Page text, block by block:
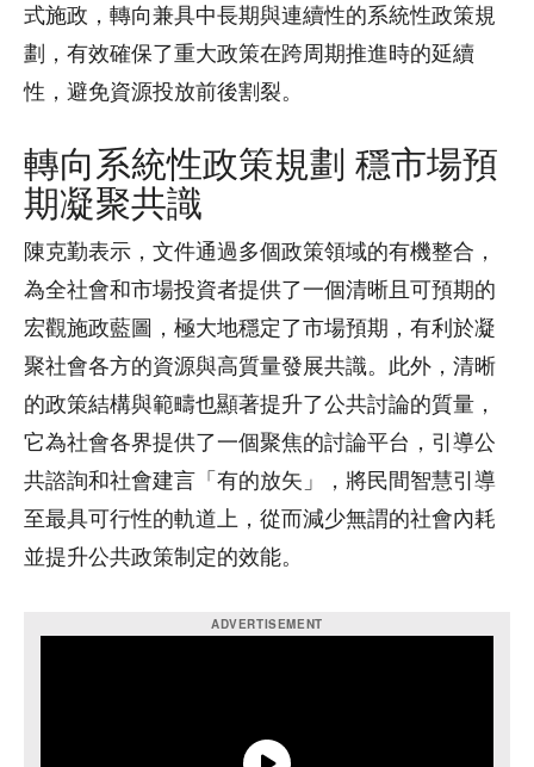
式施政，轉向兼具中長期與連續性的系統性政策規
劃，有效確保了重大政策在跨周期推進時的延續
性，避免資源投放前後割裂。
轉向系統性政策規劃 穩市場預
期凝聚共識
陳克勤表示，文件通過多個政策領域的有機整合，
為全社會和市場投資者提供了一個清晰且可預期的
宏觀施政藍圖，極大地穩定了市場預期，有利於凝
聚社會各方的資源與高質量發展共識。此外，清晰
的政策結構與範疇也顯著提升了公共討論的質量，
它為社會各界提供了一個聚焦的討論平台，引導公
共諮詢和社會建言「有的放矢」，將民間智慧引導
至最具可行性的軌道上，從而減少無謂的社會內耗
並提升公共政策制定的效能。